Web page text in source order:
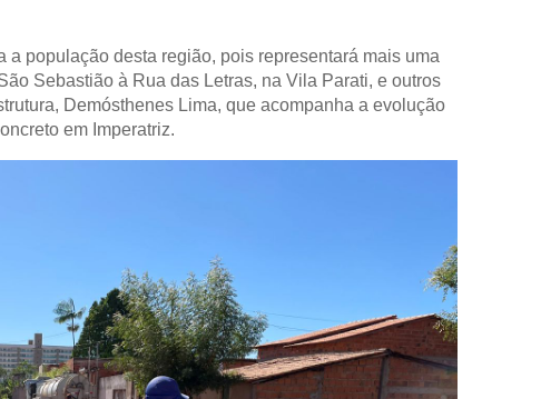
a população desta região, pois representará mais uma
Sebastião à Rua das Letras, na Vila Parati, e outros
Demósthenes Lima, que acompanha a evolução
em Imperatriz.